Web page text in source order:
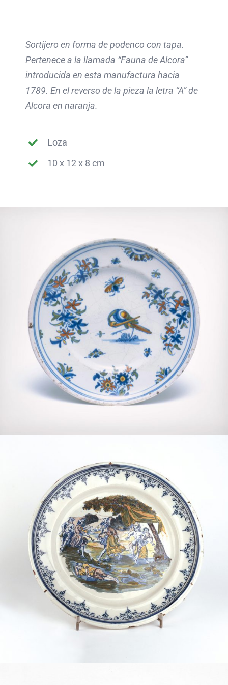
Sortijero en forma de podenco con tapa.
Pertenece a la llamada “Fauna de Alcora”
introducida en esta manufactura hacia
1789. En el reverso de la pieza la letra “A” de
Alcora en naranja.
Loza
10 x 12 x 8 cm